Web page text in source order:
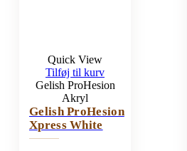
Quick View
Tilføj til kurv
Gelish ProHesion
Akryl
Gelish ProHesion
Xpress White